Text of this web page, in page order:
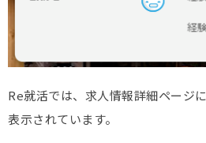
Re就活では、求人情報詳細ページ
表示されています。